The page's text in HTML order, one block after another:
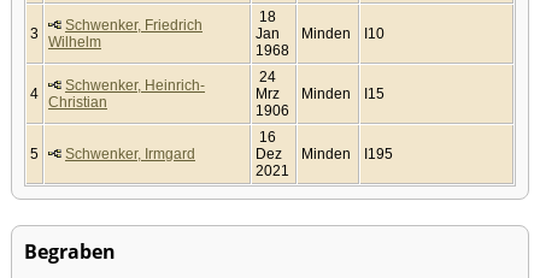
3
Schwenker, Friedrich
Wilhelm
18
Jan
1968
Minden I10
4
Schwenker, Heinrich-
Christian
24
Mrz
1906
Minden I15
5 Schwenker, Irmgard
16
Dez
2021
Minden I195
Begraben